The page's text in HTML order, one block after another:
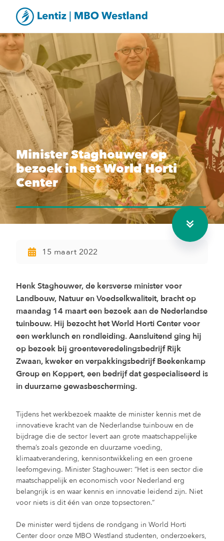
Minister Staghouwer op
bezoek in het World Horti
Center
15 maart 2022
Henk Staghouwer, de kersverse minister voor
Landbouw, Natuur en Voedselkwaliteit, bracht op
maandag 14 maart een bezoek aan de Nederlandse
tuinbouw. Hij bezocht het World Horti Center voor
een werklunch en rondleiding. Aansluitend ging hij
op bezoek bij groenteveredelingsbedrijf Rijk
Zwaan, kweker en verpakkingsbedrijf Beekenkamp
Group en Koppert, een bedrijf dat gespecialiseerd is
in duurzame gewasbescherming.
Tijdens het werkbezoek maakte de minister kennis met de
innovatieve kracht van de Nederlandse tuinbouw en de
bijdrage die de sector levert aan grote maatschappelijke
thema’s zoals gezonde en duurzame voeding,
klimaatverandering, kennisontwikkeling en een groene
leefomgeving. Minister Staghouwer: “Het is een sector die
maatschappelijk en economisch voor Nederland erg
belangrijk is en waar kennis en innovatie leidend zijn. Niet
voor niets is dit één van onze topsectoren.“
De minister werd tijdens de rondgang in World Horti
Center door onze MBO Westland studenten, onderzoekers,